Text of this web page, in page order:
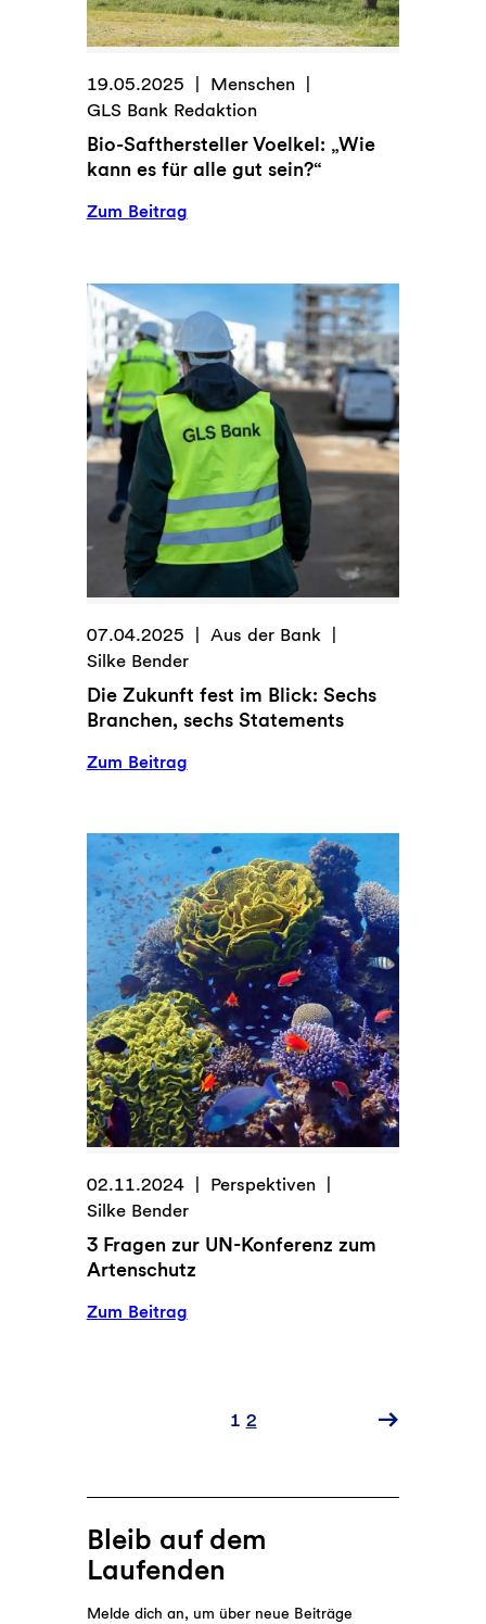
19.05.2025
Menschen
GLS Bank Redaktion
Bio-Safthersteller Voelkel: „Wie
kann es für alle gut sein?“
Zum Beitrag:
Voelkel:
„Wie
es
für
alle
gut
sein?“
07.04.2025
Aus der Bank
Silke Bender
Die Zukunft fest im Blick: Sechs
Branchen, sechs Statements
Zum Beitrag:
fest
im
Blick:
Sechs
Branchen,
sechs
Statements
02.11.2024
Perspektiven
Silke Bender
3 Fragen zur UN-Konferenz zum
Artenschutz
Zum Beitrag:
Artenschutz
1 2
Bleib auf dem
Laufenden
Melde dich an, um über neue Beiträge